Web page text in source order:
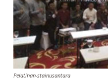
Pelatihan-stainusantara